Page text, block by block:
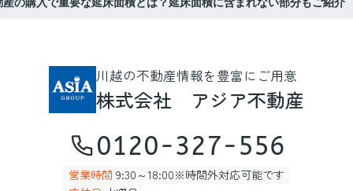
川越の不動産情報を豊富にご用意
株式会社 アジア不動産
0120-327-556
営業時間 9:30～18:00※時間外対応可能です